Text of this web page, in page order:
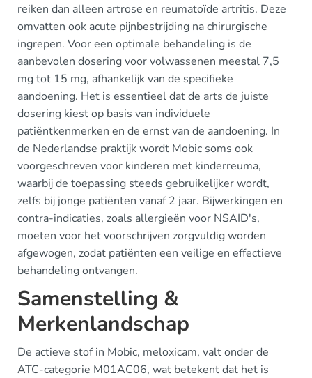
reiken dan alleen artrose en reumatoïde artritis. Deze
omvatten ook acute pijnbestrijding na chirurgische
ingrepen. Voor een optimale behandeling is de
aanbevolen dosering voor volwassenen meestal 7,5
mg tot 15 mg, afhankelijk van de specifieke
aandoening. Het is essentieel dat de arts de juiste
dosering kiest op basis van individuele
patiëntkenmerken en de ernst van de aandoening. In
de Nederlandse praktijk wordt Mobic soms ook
voorgeschreven voor kinderen met kinderreuma,
waarbij de toepassing steeds gebruikelijker wordt,
zelfs bij jonge patiënten vanaf 2 jaar. Bijwerkingen en
contra-indicaties, zoals allergieën voor NSAID's,
moeten voor het voorschrijven zorgvuldig worden
afgewogen, zodat patiënten een veilige en effectieve
behandeling ontvangen.
Samenstelling &
Merkenlandschap
De actieve stof in Mobic, meloxicam, valt onder de
ATC-categorie M01AC06, wat betekent dat het is